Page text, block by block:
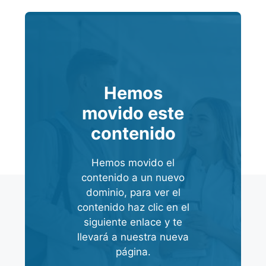
Hemos
movido este
contenido
Hemos movido el
contenido a un nuevo
dominio, para ver el
contenido haz clic en el
siguiente enlace y te
llevará a nuestra nueva
página.